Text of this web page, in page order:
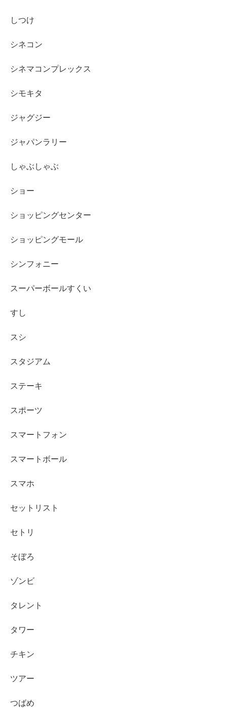
しつけ
シネコン
シネマコンプレックス
シモキタ
ジャグジー
ジャパンラリー
しゃぶしゃぶ
ショー
ショッピングセンター
ショッピングモール
シンフォニー
スーパーボールすくい
すし
スシ
スタジアム
ステーキ
スポーツ
スマートフォン
スマートボール
スマホ
セットリスト
セトリ
そぼろ
ゾンビ
タレント
タワー
チキン
ツアー
つばめ